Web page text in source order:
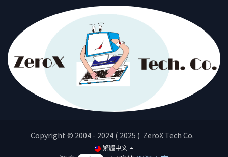
Copyright © 2004 - 2024 ( 2025 ) ZeroX Tech Co.
繁體中文